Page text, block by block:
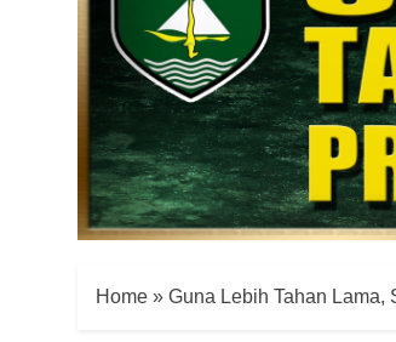
Home » Guna Lebih Tahan Lama,